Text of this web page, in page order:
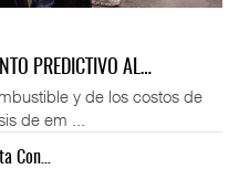
PREDICTIVO AL…
y de los costos de
de em ...
Con…